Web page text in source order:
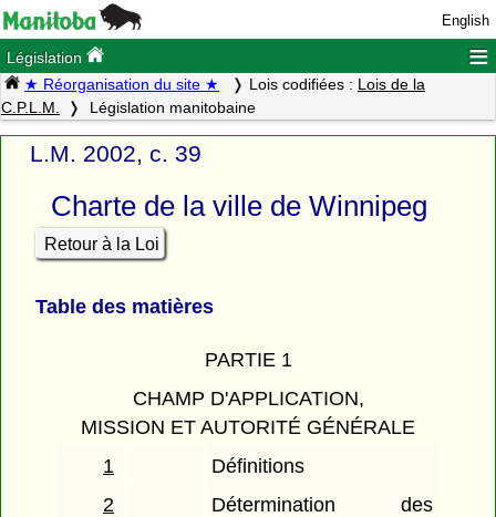
English
Législation ≡
★ Réorganisation du site ★ Lois codifiées : Lois de la
C.P.L.M.
Législation manitobaine
L.M. 2002, c. 39
Charte de la ville de Winnipeg
Retour à la Loi
Table des matières
PARTIE 1
CHAMP D'APPLICATION,
MISSION ET AUTORITÉ GÉNÉRALE
1
Définitions
2
Détermination des